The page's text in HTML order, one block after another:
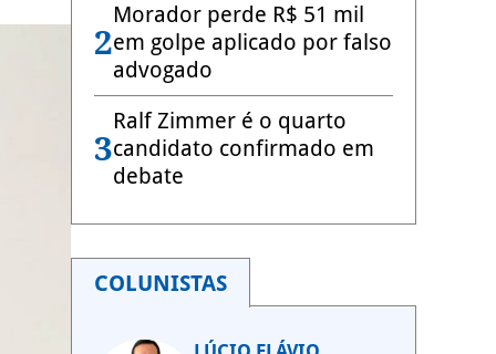
2
Morador perde R$ 51 mil
em golpe aplicado por falso
advogado
3
Ralf Zimmer é o quarto
candidato confirmado em
debate
COLUNISTAS